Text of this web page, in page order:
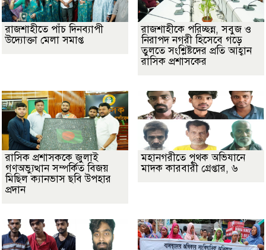
রাজশাহীতে পাঁচ দিনব্যাপী
উদ্যোক্তা মেলা সমাপ্ত
রাজশাহীকে পরিচ্ছন্ন, সবুজ ও
নিরাপদ নগরী হিসেবে গড়ে
তুলতে সংশ্লিষ্টদের প্রতি আহ্বান
রাসিক প্রশাসকের
রাসিক প্রশাসককে জুলাই
গণঅভ্যুত্থান সম্পর্কিত বিজয়
মিছিল ক্যানভাস ছবি উপহার
প্রদান
মহানগরীতে পৃথক অভিযানে
মাদক কারবারী গ্রেপ্তার, ৬